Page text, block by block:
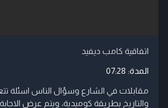
اتفاقية كامب ديفيد
المدة: 07:28
مقابلات في الشارع وسؤال الناس اسئلة
والتاريخ بطريقة كوميدية، ويتم عرض